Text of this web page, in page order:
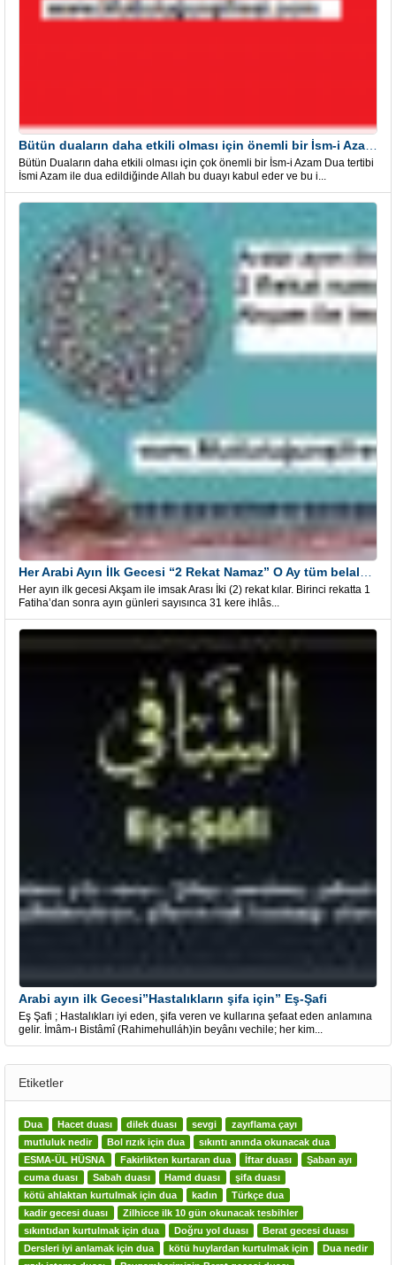
Bütün Duaların daha etkili olması için çok önemli bir İsm-i Azam Dua tertibi
İsmi Azam ile dua edildiğinde Allah bu duayı kabul eder ve bu i...
Her ayın ilk gecesi Akşam ile imsak Arası İki (2) rekat kılar. Birinci rekatta 1
Fatiha’dan sonra ayın günleri sayısınca 31 kere ihlâs...
Arabi ayın ilk Gecesi”Hastalıkların şifa için” Eş-Şafi
Eş Şafi ; Hastalıkları iyi eden, şifa veren ve kullarına şefaat eden anlamına
gelir. İmâm-ı Bistâmî (Rahimehulláh)in beyânı vechile; her kim...
Etiketler
Dua Hacet duası dilek duası sevgi
zayıflama çayı
mutluluk nedir
Bol rızık için dua
sıkıntı anında okunacak dua
ESMA-ÜL HÜSNA
Fakirlikten kurtaran dua İftar duası
Şaban ayı
cuma duası
Sabah duası Hamd duası
şifa duası
kötü ahlaktan kurtulmak için dua
kadın
Türkçe dua
kadir gecesi duası
Zilhicce ilk 10 gün okunacak tesbihler
sıkıntıdan kurtulmak için dua
Doğru yol duası
Berat gecesi duası
Dersleri iyi anlamak için dua
kötü huylardan kurtulmak için
Dua nedir